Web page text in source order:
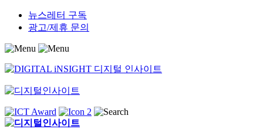
Skip
content
뉴스레터 구독
광고/제휴 문의